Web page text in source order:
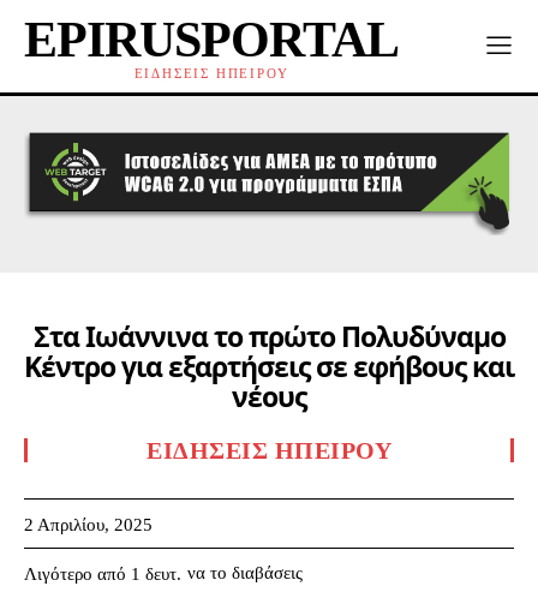
EPIRUSPORTAL
ΕΙΔΗΣΕΙΣ ΗΠΕΙΡΟΥ
Στα Ιωάννινα το πρώτο Πολυδύναμο
Κέντρο για εξαρτήσεις σε εφήβους και
νέους
ΕΙΔΉΣΕΙΣ ΗΠΕΊΡΟΥ
2 Απριλίου, 2025
Λιγότερο από 1 δευτ. να το διαβάσεις